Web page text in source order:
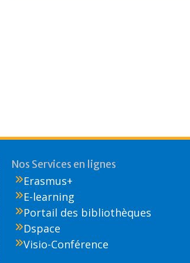
Nos Services en lignes
Erasmus+
E-learning
Portail des bibliothèques
Dspace
Visio-Conférence